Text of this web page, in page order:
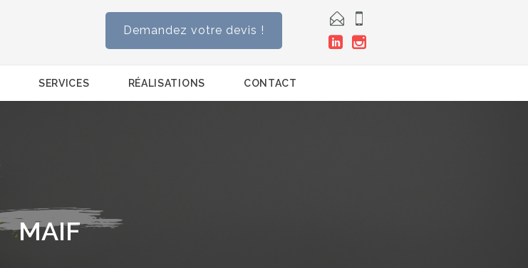
Demandez votre devis !
 
 
to
content
SERVICES RÉALISATIONS CONTACT
MAIF